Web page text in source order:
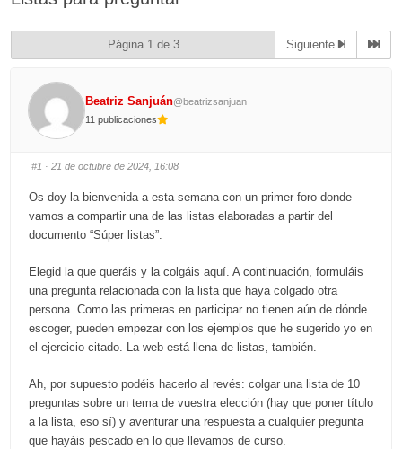
Página 1 de 3 Siguiente
Beatriz Sanjuán@beatrizsanjuan
11 publicaciones
#1 · 21 de octubre de 2024, 16:08
Os doy la bienvenida a esta semana con un primer foro donde
vamos a compartir una de las listas elaboradas a partir del
documento “Súper listas”.
Elegid la que queráis y la colgáis aquí. A continuación, formuláis
una pregunta relacionada con la lista que haya colgado otra
persona. Como las primeras en participar no tienen aún de dónde
escoger, pueden empezar con los ejemplos que he sugerido yo en
el ejercicio citado. La web está llena de listas, también.
Ah, por supuesto podéis hacerlo al revés: colgar una lista de 10
preguntas sobre un tema de vuestra elección (hay que poner título
a la lista, eso sí) y aventurar una respuesta a cualquier pregunta
que hayáis pescado en lo que llevamos de curso.